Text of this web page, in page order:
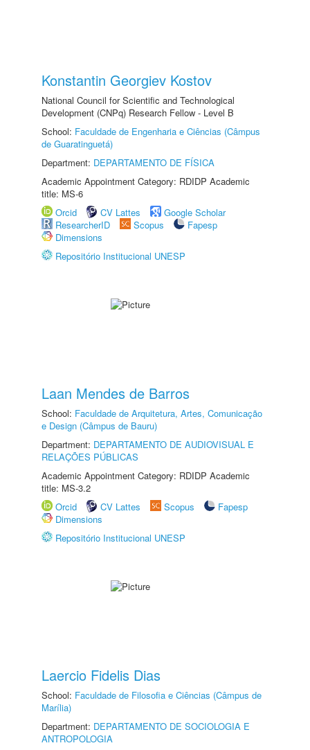
Konstantin Georgiev Kostov
National Council for Scientific and Technological
Development (CNPq) Research Fellow - Level B
School: Faculdade de Engenharia e Ciências (Câmpus
de Guaratinguetá)
Department: DEPARTAMENTO DE FÍSICA
Academic Appointment Category: RDIDP Academic
title: MS-6
Orcid
CV Lattes
Google Scholar
ResearcherID
Scopus
Fapesp
Dimensions
Repositório Institucional UNESP
Laan Mendes de Barros
School: Faculdade de Arquitetura, Artes, Comunicação
e Design (Câmpus de Bauru)
Department: DEPARTAMENTO DE AUDIOVISUAL E
RELAÇÕES PÚBLICAS
Academic Appointment Category: RDIDP Academic
title: MS-3.2
Orcid
CV Lattes Scopus
Fapesp
Dimensions
Repositório Institucional UNESP
Laercio Fidelis Dias
School: Faculdade de Filosofia e Ciências (Câmpus de
Marília)
Department: DEPARTAMENTO DE SOCIOLOGIA E
ANTROPOLOGIA